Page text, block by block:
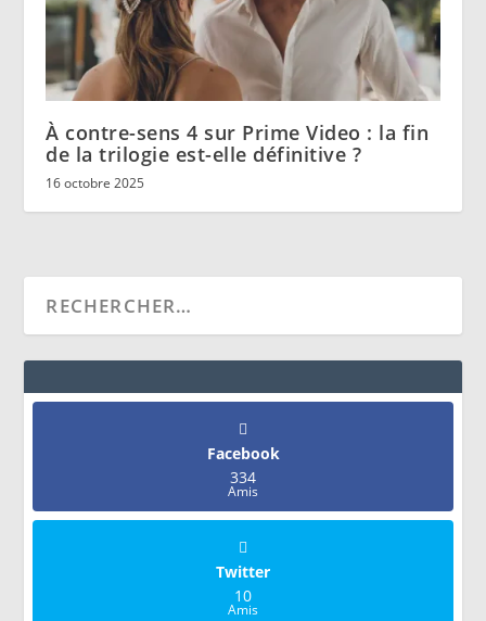
À contre-sens 4 sur Prime Video : la fin
de la trilogie est-elle définitive ?
16 octobre 2025
Facebook
334
Amis
Twitter
10
Amis